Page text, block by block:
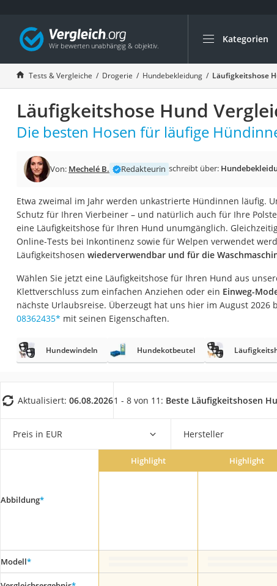
Kategorien
Die beliebtesten
Drogerie
Inhalator
Haarschneider
Rollator
Braun Rasierer
Katzenklappe
Masturbator
Massagepistole
Epilierer
Eiweißpulver
Zeckenschutz Katze
Philips-Sonicare-
Mineralfutter Pferd
Massagegerät
Tests & Vergleiche Drogerie Hundebekleidung Läufigkeitshose
Läufigkeitshose Hund
Die besten Hosen für läufige
Von: Mechelé B. Redakteurin schreibt über:
Etwa zweimal im Jahr werden unkastrierte Hündinnen läufig.
Schutz für Ihren Vierbeiner – und natürlich auch für Ihre
eine Läufigkeitshose für Ihren Hund unumgänglich.
Online-Tests bei Inkontinenz sowie für Welpen verwendet
Läufigkeitshosen wiederverwendbar und für die
Wählen Sie jetzt eine Läufigkeitshose für Ihren Hund aus
Klettverschluss zum einfachen Anziehen oder ein Einweg-
nächste Urlaubsreise. Überzeugt hat uns hier im August 2026
08362435* mit seinen Eigenschaften.
Hundewindeln Hundekotbeutel
Aktualisiert: 06.08.20261 - 8 von 11: Beste Läufigkeitshosen
Preis in EUR Hersteller
Abbildung*
Highlight Highlight
Modell*